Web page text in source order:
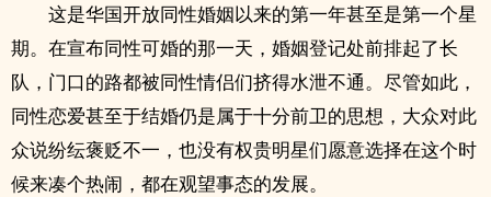
这是华国开放同性婚姻以来的第一年甚至是第一个星
期。在宣布同性可婚的那一天，婚姻登记处前排起了长
队，门口的路都被同性情侣们挤得水泄不通。尽管如此，
同性恋爱甚至于结婚仍是属于十分前卫的思想，大众对此
众说纷纭褒贬不一，也没有权贵明星们愿意选择在这个时
候来凑个热闹，都在观望事态的发展。